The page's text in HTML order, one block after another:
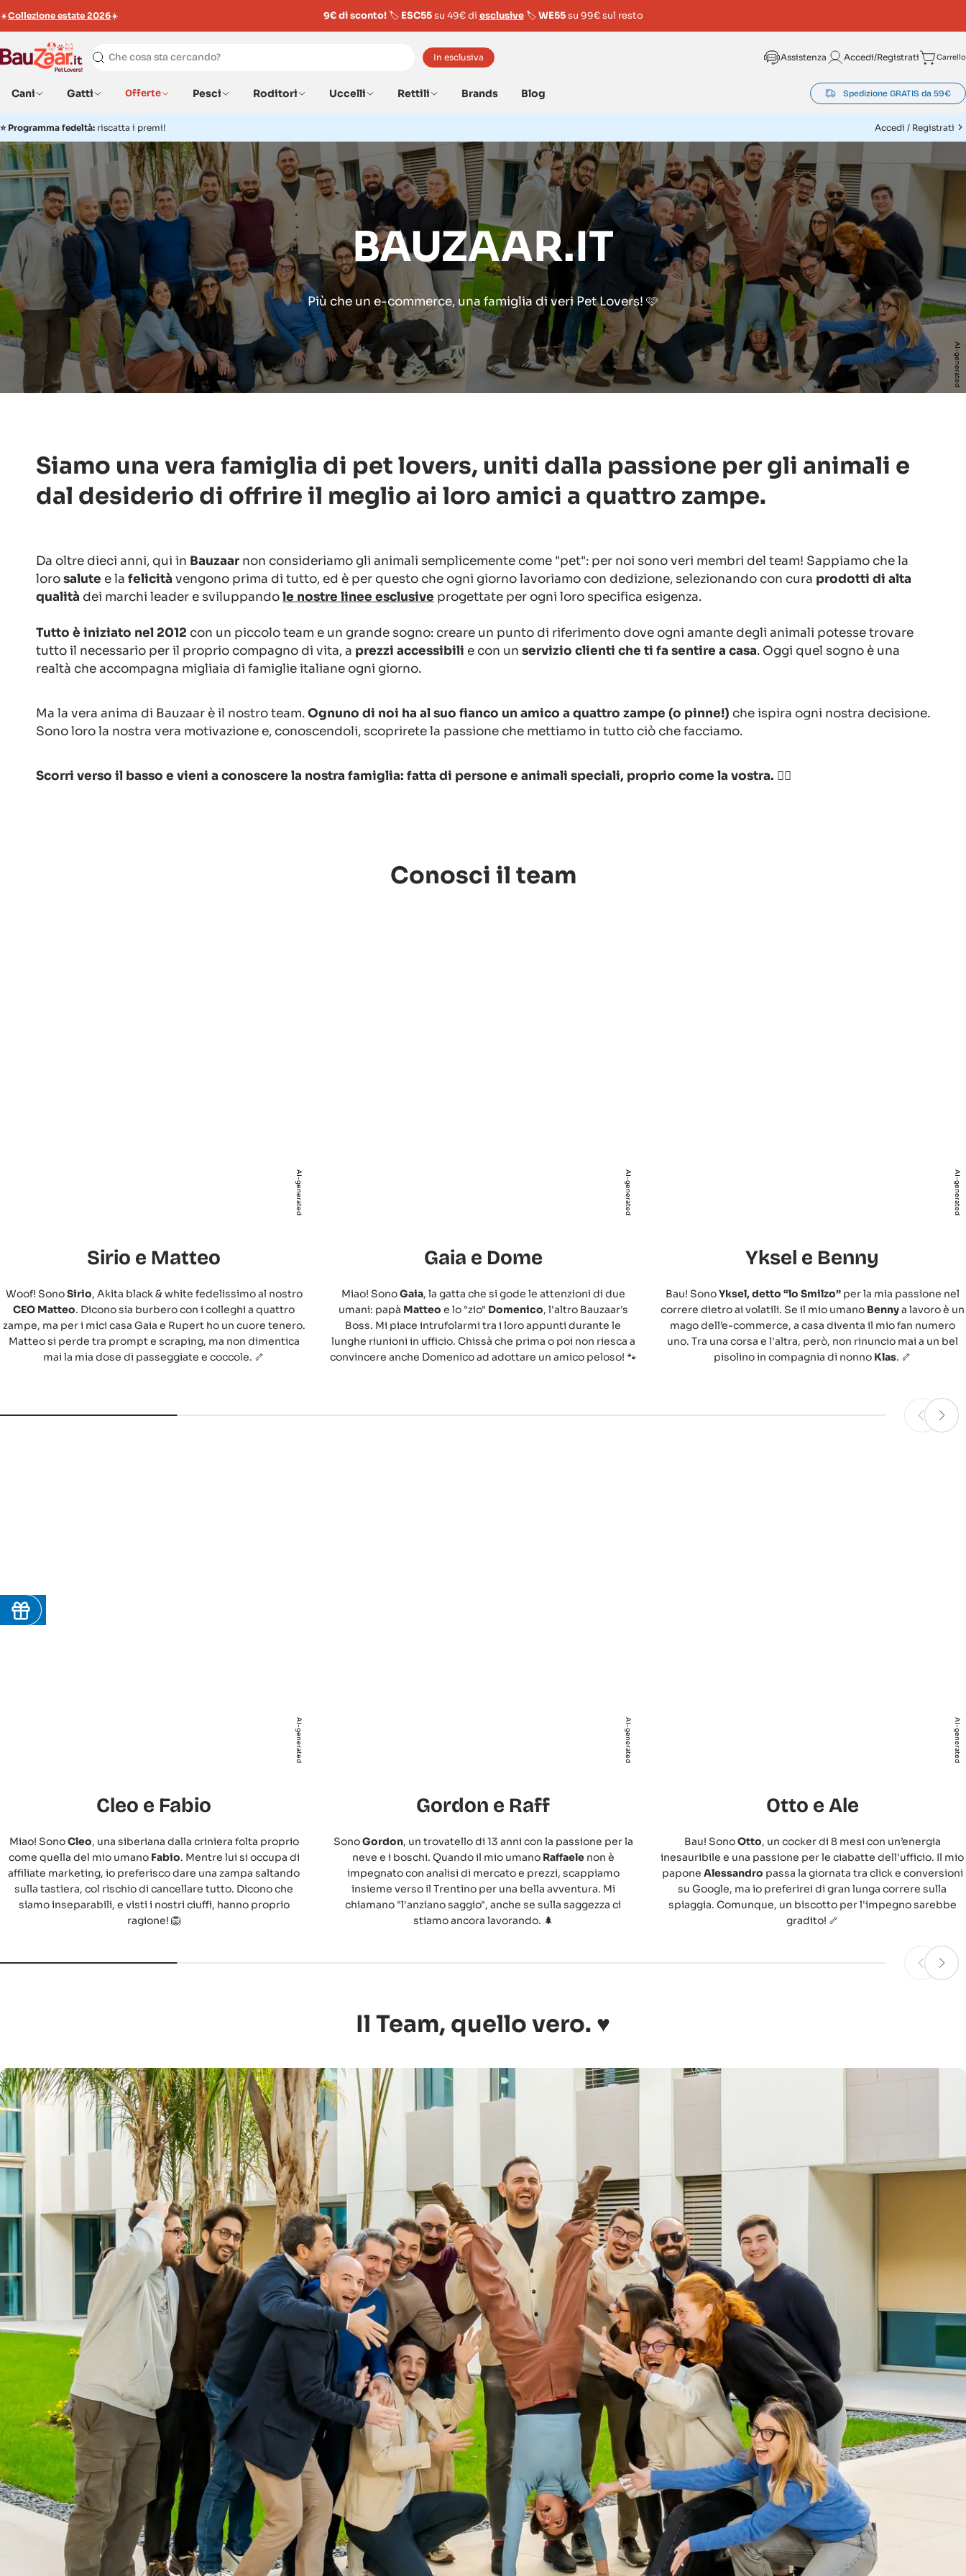
☀️Collezione estate 2026☀️ 9€ di sconto!🏷️ESC55su 49€ di esclusive🏷️WE55su 99€ sul resto
Ricerca
In esclusiva Assistenza Accedi/Registrati Carrello
Cani Gatti Offerte Pesci Roditori Uccelli Rettili Brands Blog Spedizione GRATIS da 59€
⭐ Programma fedeltà: riscatta i premi! Accedi / Registrati
AI-generated
BAUZAAR.IT
Più che un e-commerce, una famiglia di veri Pet Lovers! 🩷
Siamo una vera famiglia di pet lovers, uniti dalla passione per gli animali e
dal desiderio di offrire il meglio ai loro amici a quattro zampe.
Da oltre dieci anni, qui in Bauzaar non consideriamo gli animali semplicemente come "pet": per noi sono veri membri del team! Sappiamo che la
lorosalute e la felicità vengono prima di tutto, ed è per questo che ogni giorno lavoriamo con dedizione, selezionando con cura prodotti di alta
qualità dei marchi leader e sviluppandole nostre linee esclusive progettate per ogni loro specifica esigenza.
Tutto è iniziato nel 2012 con un piccolo team e un grande sogno: creare un punto di riferimento dove ogni amante degli animali potesse trovare
tutto il necessario per il proprio compagno di vita, a prezzi accessibili e con un servizio clienti che ti fa sentire a casa. Oggi quel sogno è una
realtà che accompagna migliaia di famiglie italiane ogni giorno.
Ma la vera anima di Bauzaar è il nostro team.Ognuno di noi ha al suo fianco un amico a quattro zampe (o pinne!) che ispira ogni nostra decisione.
Sono loro la nostra vera motivazione e, conoscendoli, scoprirete la passione che mettiamo in tutto ciò che facciamo.
Scorri verso il basso e vieni a conoscere la nostra famiglia: fatta di persone e animali speciali, proprio come la vostra. 👇🏻
Conosci il team
AI-generated
Sirio e Matteo
Woof! SonoSirio, Akita black & white fedelissimo al nostro
CEO Matteo. Dicono sia burbero con i colleghi a quattro
zampe, ma per i mici casa Gaia e Rupert ho un cuore tenero.
Matteo si perde tra prompt e scraping, ma non dimentica
mai la mia dose di passeggiate e coccole. 🦴
AI-generated
Gaia e Dome
Miao! SonoGaia, la gatta che si gode le attenzioni di due
umani: papà Matteo e lo "zio" Domenico, l'altro Bauzaar's
Boss. Mi piace intrufolarmi tra i loro appunti durante le
lunghe riunioni in ufficio. Chissà che prima o poi non riesca a
convincere anche Domenico ad adottare un amico peloso! 🐾
AI-generated
Yksel e Benny
Bau! SonoYksel, detto “lo Smilzo” per la mia passione nel
correre dietro ai volatili. Se il mio umano Bennya lavoro è un
mago dell’e-commerce, a casa diventa il mio fan numero
uno. Tra una corsa e l'altra, però, non rinuncio mai a un bel
pisolino in compagnia di nonno Klas. 🦴
AI-generated
Cleo e Fabio
Miao! SonoCleo, una siberiana dalla criniera folta proprio
come quella del mio umano Fabio. Mentre lui si occupa di
affiliate marketing, io preferisco dare una zampa saltando
sulla tastiera, col rischio di cancellare tutto. Dicono che
siamo inseparabili, e visti i nostri ciuffi, hanno proprio
ragione! 🦁
AI-generated
Gordon e Raff
SonoGordon, un trovatello di 13 anni con la passione per la
neve e i boschi. Quando il mio umano Raffaele non è
impegnato con analisi di mercato e prezzi, scappiamo
insieme verso il Trentino per una bella avventura. Mi
chiamano "l'anziano saggio", anche se sulla saggezza ci
stiamo ancora lavorando. 🌲
AI-generated
Otto e Ale
Bau! SonoOtto, un cocker di 8 mesi con un’energia
inesauribile e una passione per le ciabatte dell'ufficio. Il mio
papone Alessandro passa la giornata tra click e conversioni
su Google, ma io preferirei di gran lunga correre sulla
spiaggia. Comunque, un biscotto per l'impegno sarebbe
gradito! 🦴
Il Team, quello vero. ♥️
13